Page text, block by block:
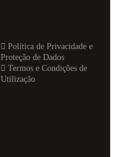
Política de Privacidade e
Proteção de Dados
Termos e Condições de
Utilização